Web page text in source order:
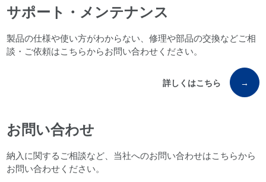
サポート・メンテナンス
製品の仕様や使い方がわからない、修理や部品の交換などご相
談・ご依頼はこちらからお問い合わせください。
詳しくはこちら →
お問い合わせ
納入に関するご相談など、当社へのお問い合わせはこちらから
お問い合わせください。